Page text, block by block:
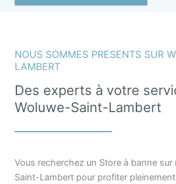
NOUS SOMMES PRESENTS SUR
LAMBERT
Des experts à votre
Woluwe-Saint-Lambert
Vous recherchez un Store à banne sur
Saint-Lambert pour profiter